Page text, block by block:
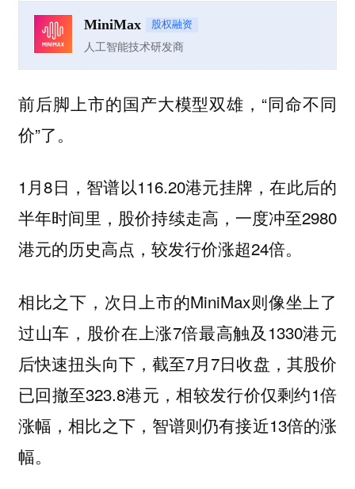
MiniMax 股权融资
人工智能技术研发商
前后脚上市的国产大模型双雄，“同命不同
价”了。
1月8日，智谱以116.20港元挂牌，在此后的
半年时间里，股价持续走高，一度冲至2980
港元的历史高点，较发行价涨超24倍。
相比之下，次日上市的MiniMax则像坐上了
过山车，股价在上涨7倍最高触及1330港元
后快速扭头向下，截至7月7日收盘，其股价
已回撤至323.8港元，相较发行价仅剩约1倍
涨幅，相比之下，智谱则仍有接近13倍的涨
幅。